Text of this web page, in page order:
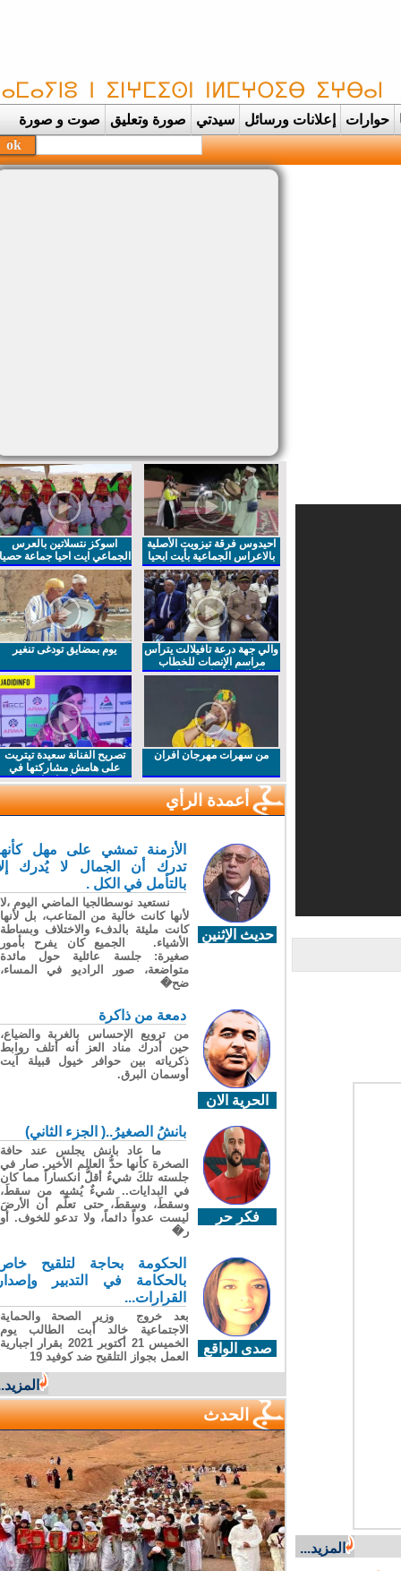
حوارات إعلانات ورسائل سيدتي صورة وتعليق صوت و صورة
المزيد...
احيدوس فرقة تيزويت الأصلية
بالاعراس الجماعية بأيت ايحيا
اسوكز نتسلاتين بالعرس
الجماعي ايت احيا جماعة حصيا
والي جهة درعة تافيلالت يترأس
مراسم الإنصات للخطاب
الملكي السامي بمناسبة
يوم بمضايق تودغى تنغير
من سهرات مهرجان افران
تصريح الفنانة سعيدة تيتريت
على هامش مشاركتها في
مهرجان افران
أعمدة الرأي
حديث الإثنين
الأزمنة تمشي على مهل كأنها
تدرك أن الجمال لا يُدرك إلا
بالتأمل في الكل .
نستعيد نوسطالجيا الماضي اليوم ،لا
لأنها كانت خالية من المتاعب، بل لأنها
كانت مليئة بالدفء والاختلاف وبساطة
الأشياء. الجميع كان يفرح بأمور
صغيرة: جلسة عائلية حول مائدة
متواضعة، صور الراديو في المساء،
ضح�
الحرية الان
دمعة من ذاكرة
من ترويع الإحساس بالغربة والضياع،
حين أدرك مناد العز أنه أتلف روابط
ذكرياته بين حوافر خيول قبيلة آيت
أوسمان البرق.
فكر حر
بانشُ الصغيرُ..( الجزء الثاني)
ما عاد بانش يجلس عند حافة
الصخرة كأنها حدُّ العالم الأخير. صار في
جلسته تلكَ شيءٌ أقلُّ انكساراً مما كان
في البدايات.. شيءٌ يُشبِه من سقطَ،
وسقطَ، وسقطَ، حتى تعلّم أن الأرضَ
ليست عدواً دائماً، ولا تدعو للخوف. أو
ر�
صدى الواقع
الحكومة بحاجة لتلقيح خاص
بالحكامة في التدبير وإصدار
القرارات...
بعد خروج وزير الصحة والحماية
الاجتماعية خالد أبت الطالب يوم
الخميس 21 أكتوبر 2021 بقرار اجبارية
العمل بجواز التلقيح ضد كوفيد 19
المزيد...
الحدث